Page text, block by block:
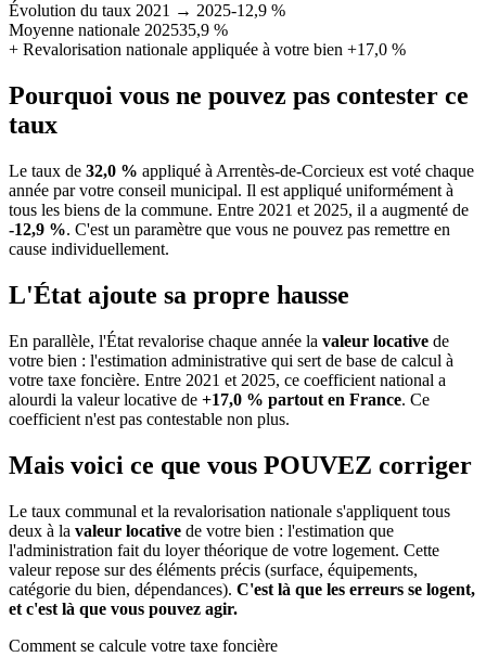
Évolution du taux 2021 → 2025-12,9 %
Moyenne nationale 202535,9 %
+ Revalorisation nationale appliquée à votre bien +17,0 %
Pourquoi vous ne pouvez pas contester ce
taux
Le taux de 32,0 % appliqué à Arrentès-de-Corcieux est voté chaque
année par votre conseil municipal. Il est appliqué uniformément à
tous les biens de la commune. Entre 2021 et 2025, il a augmenté de
-12,9 %. C'est un paramètre que vous ne pouvez pas remettre en
cause individuellement.
L'État ajoute sa propre hausse
En parallèle, l'État revalorise chaque année la valeur locative de
votre bien : l'estimation administrative qui sert de base de calcul à
votre taxe foncière. Entre 2021 et 2025, ce coefficient national a
alourdi la valeur locative de +17,0 % partout en France. Ce
coefficient n'est pas contestable non plus.
Mais voici ce que vous POUVEZ corriger
Le taux communal et la revalorisation nationale s'appliquent tous
deux à la valeur locative de votre bien : l'estimation que
l'administration fait du loyer théorique de votre logement. Cette
valeur repose sur des éléments précis (surface, équipements,
catégorie du bien, dépendances). C'est là que les erreurs se logent,
et c'est là que vous pouvez agir.
Comment se calcule votre taxe foncière